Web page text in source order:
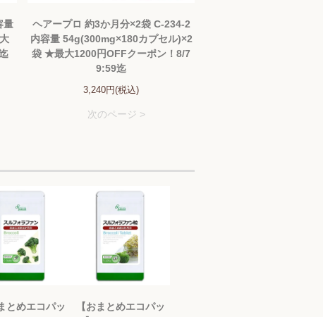
量
ヘアープロ 約3か月分×2袋 C-234-2
内容量 54g(300mg×180カプセル)×2
袋 ★最大1200円OFFクーポン！8/7
9:59迄
3,240円(税込)
次のページ >
とめエコパッ
【おまとめエコパッ